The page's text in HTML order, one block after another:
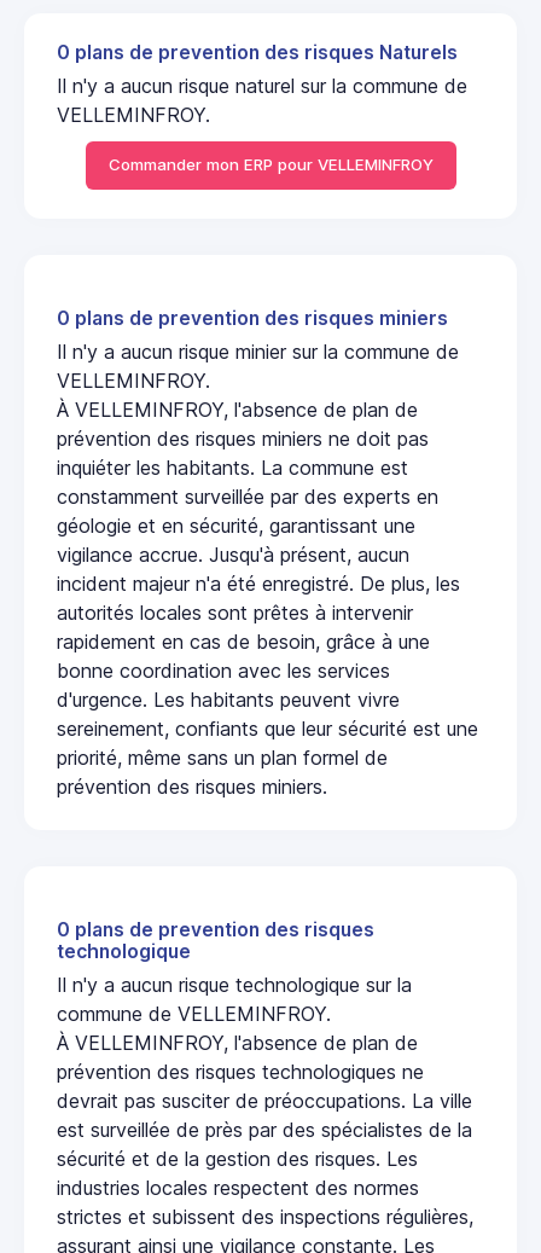
0 plans de prevention des risques Naturels
Il n'y a aucun risque naturel sur la commune de
VELLEMINFROY.
Commander mon ERP pour VELLEMINFROY
0 plans de prevention des risques miniers
Il n'y a aucun risque minier sur la commune de
VELLEMINFROY.
À VELLEMINFROY, l'absence de plan de
prévention des risques miniers ne doit pas
inquiéter les habitants. La commune est
constamment surveillée par des experts en
géologie et en sécurité, garantissant une
vigilance accrue. Jusqu'à présent, aucun
incident majeur n'a été enregistré. De plus, les
autorités locales sont prêtes à intervenir
rapidement en cas de besoin, grâce à une
bonne coordination avec les services
d'urgence. Les habitants peuvent vivre
sereinement, confiants que leur sécurité est une
priorité, même sans un plan formel de
prévention des risques miniers.
0 plans de prevention des risques
technologique
Il n'y a aucun risque technologique sur la
commune de VELLEMINFROY.
À VELLEMINFROY, l'absence de plan de
prévention des risques technologiques ne
devrait pas susciter de préoccupations. La ville
est surveillée de près par des spécialistes de la
sécurité et de la gestion des risques. Les
industries locales respectent des normes
strictes et subissent des inspections régulières,
assurant ainsi une vigilance constante. Les